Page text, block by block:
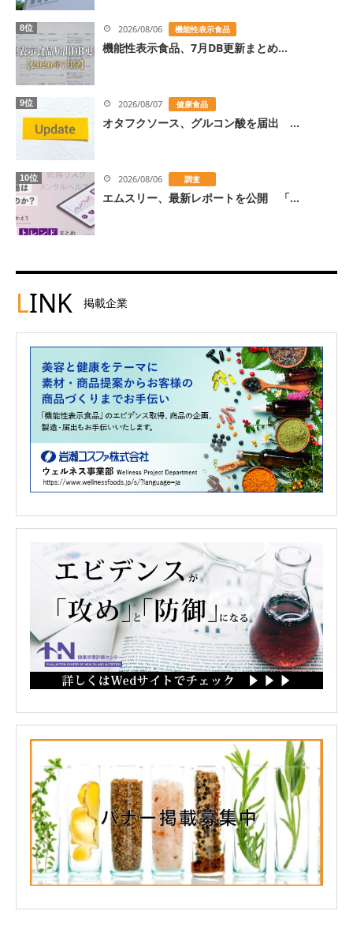
8位 2026/08/06 機能性表示食品
機能性表示食品、7月DB更新まとめ...
9位 2026/08/07 健康食品
オタフクソース、グルコン酸を届出 ...
10位 2026/08/06 調査
エムスリー、最新レポートを公開 「...
LINK 掲載企業